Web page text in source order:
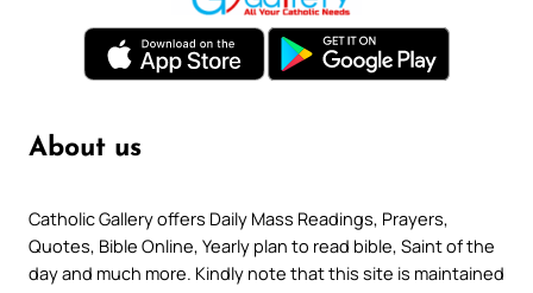
About us
Catholic Gallery offers Daily Mass Readings, Prayers,
Quotes, Bible Online, Yearly plan to read bible, Saint of the
day and much more. Kindly note that this site is maintained